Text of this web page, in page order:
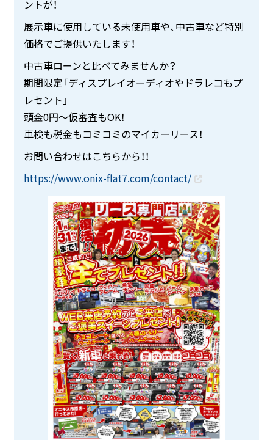
ントが！
展示車に使用している未使用車や、中古車など特別
価格でご提供いたします！
中古車ローンと比べてみませんか？
期間限定「ディスプレイオーディオやドラレコもプ
レセント」
頭金0円～仮審査もOK！
車検も税金もコミコミのマイカーリース！
お問い合わせはこちらから！！
https://www.onix-flat7.com/contact/